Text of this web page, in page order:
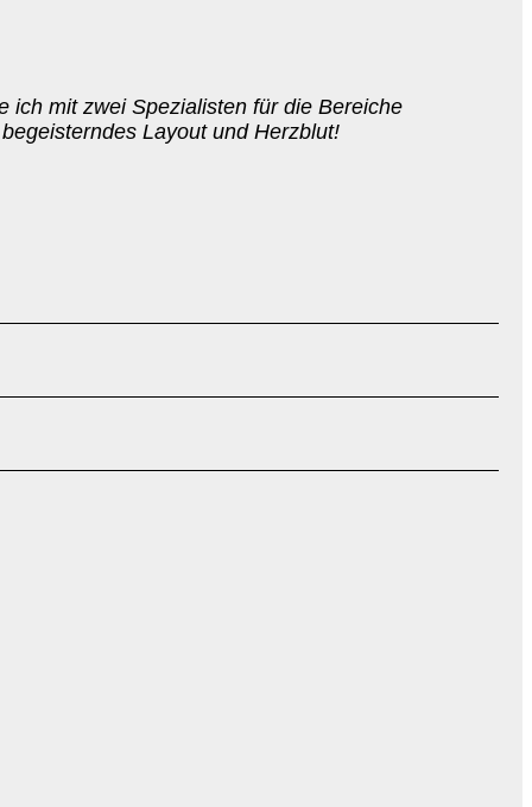
ich mit zwei Spezialisten für die Bereiche
Layout und Herzblut!